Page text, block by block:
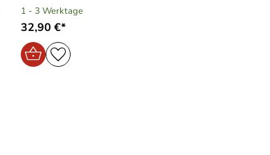
1 - 3 Werktage
32,90 €*